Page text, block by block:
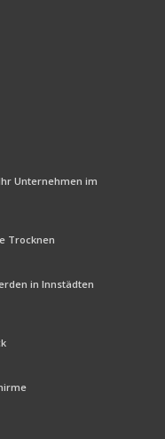
Unternehmen im
Trocknen
in Innstädten